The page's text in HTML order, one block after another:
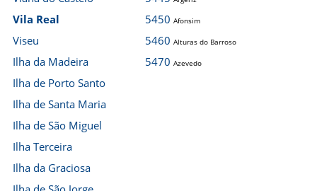
Vila Real
Viseu
Ilha da Madeira
Ilha de Porto Santo
Ilha de Santa Maria
Ilha de São Miguel
Ilha Terceira
Ilha da Graciosa
5450 Afonsim
5460 Alturas do Barroso
5470 Azevedo